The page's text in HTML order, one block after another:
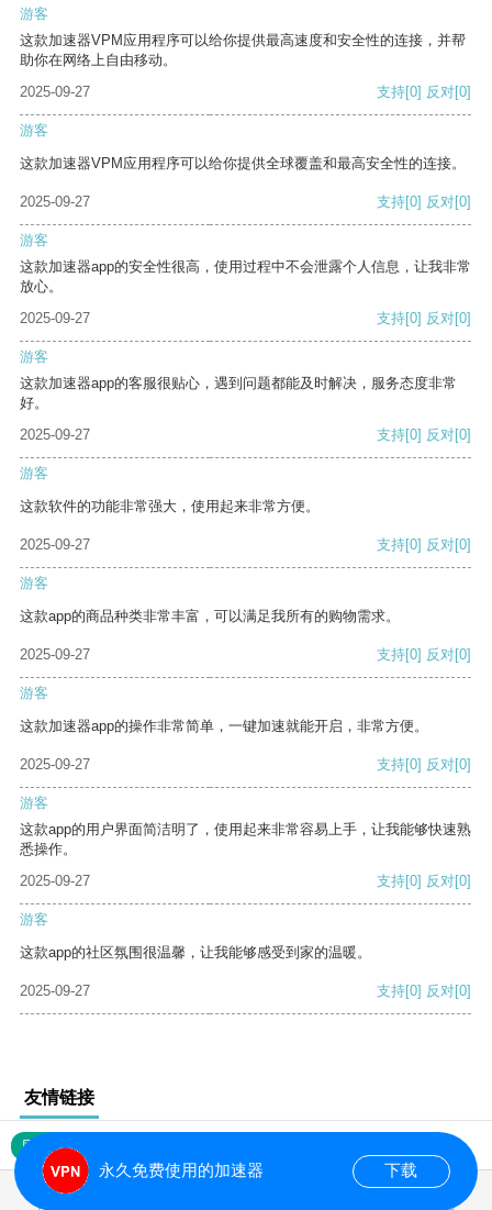
游客
这款加速器VPM应用程序可以给你提供最高速度和安全性的连接，并帮
助你在网络上自由移动。
2025-09-27
支持[0] 反对[0]
游客
这款加速器VPM应用程序可以给你提供全球覆盖和最高安全性的连接。
2025-09-27 支持[0] 反对[0]
游客
这款加速器app的安全性很高，使用过程中不会泄露个人信息，让我非常
放心。
2025-09-27
支持[0] 反对[0]
游客
这款加速器app的客服很贴心，遇到问题都能及时解决，服务态度非常
好。
2025-09-27
支持[0] 反对[0]
游客
这款软件的功能非常强大，使用起来非常方便。
2025-09-27 支持[0] 反对[0]
游客
这款app的商品种类非常丰富，可以满足我所有的购物需求。
2025-09-27 支持[0] 反对[0]
游客
这款加速器app的操作非常简单，一键加速就能开启，非常方便。
2025-09-27 支持[0] 反对[0]
游客
这款app的用户界面简洁明了，使用起来非常容易上手，让我能够快速熟
悉操作。
2025-09-27
支持[0] 反对[0]
游客
这款app的社区氛围很温馨，让我能够感受到家的温暖。
2025-09-27 支持[0] 反对[0]
友情链接
网站地图
永久免费使用的加速器 下载